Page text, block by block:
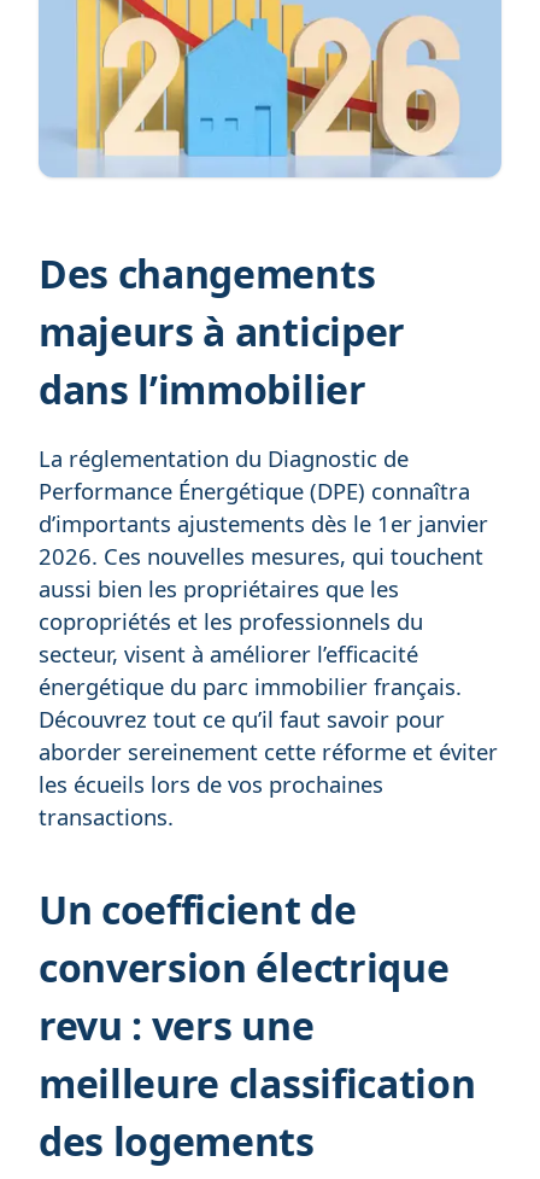
Des changements
majeurs à anticiper
dans l’immobilier
La réglementation du Diagnostic de
Performance Énergétique (DPE) connaîtra
d’importants ajustements dès le 1er janvier
2026. Ces nouvelles mesures, qui touchent
aussi bien les propriétaires que les
copropriétés et les professionnels du
secteur, visent à améliorer l’efficacité
énergétique du parc immobilier français.
Découvrez tout ce qu’il faut savoir pour
aborder sereinement cette réforme et éviter
les écueils lors de vos prochaines
transactions.
Un coefficient de
conversion électrique
revu : vers une
meilleure classification
des logements